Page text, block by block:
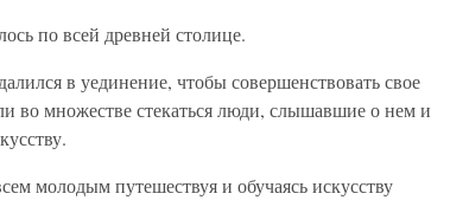
по всей древней столице.
в уединение, чтобы совершенствовать свое
во множестве стекаться люди, слышавшие о нем и
молодым путешествуя и обучаясь искусству